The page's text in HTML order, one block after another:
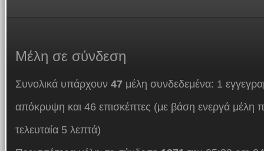
Μέλη σε σύνδεση
Συνολικά υπάρχουν 47μέλη συνδεδεμένα: 1
απόκρυψη και 46 επισκέπτες (με βάση ενεργά μέλη
τελευταία 5 λεπτά)